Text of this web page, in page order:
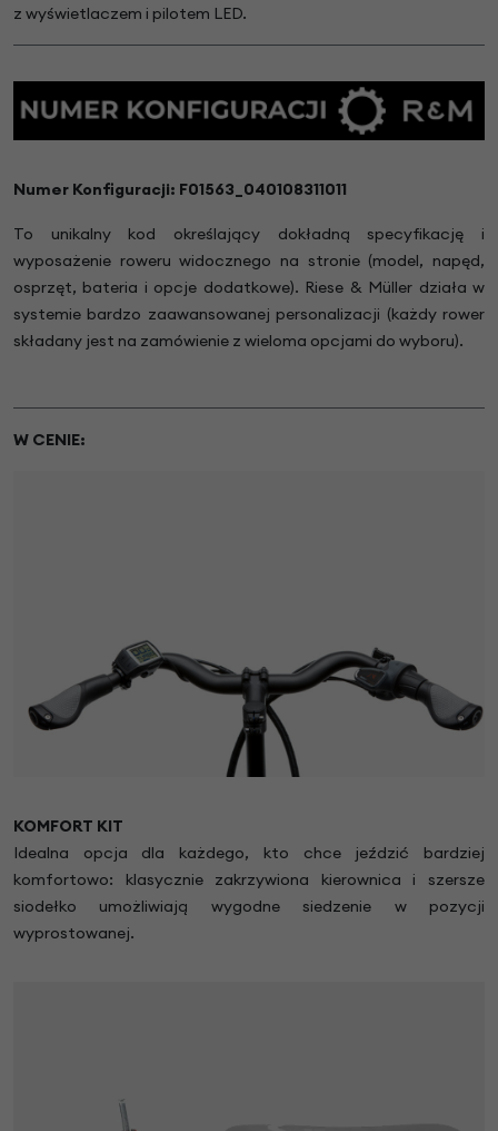
z wyświetlaczem i pilotem LED.
Numer Konfiguracji: F01563_040108311011
To unikalny kod określający dokładną specyfikację i
wyposażenie roweru widocznego na stronie (model, napęd,
osprzęt, bateria i opcje dodatkowe). Riese & Müller działa w
systemie bardzo zaawansowanej personalizacji (każdy rower
składany jest na zamówienie z wieloma opcjami do wyboru).
W CENIE:
KOMFORT KIT
Idealna opcja dla każdego, kto chce jeździć bardziej
komfortowo: klasycznie zakrzywiona kierownica i szersze
siodełko umożliwiają wygodne siedzenie w pozycji
wyprostowanej.